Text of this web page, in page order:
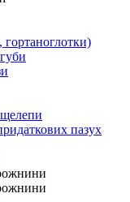
гортаноглотки)
щелепи
пазух